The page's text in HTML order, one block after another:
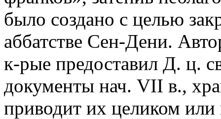
было создано с целью
аббатстве Сен-Дени.
к-рые предоставил Д. ц.
документы нач. VII в.,
приводит их целиком или